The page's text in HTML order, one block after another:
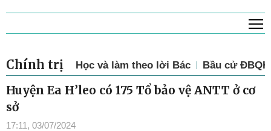
Chính trị Học và làm theo lời Bác Bầu cử
Huyện Ea H’leo có 175 Tổ bảo vệ ANTT ở cơ
sở
17:11, 03/07/2024